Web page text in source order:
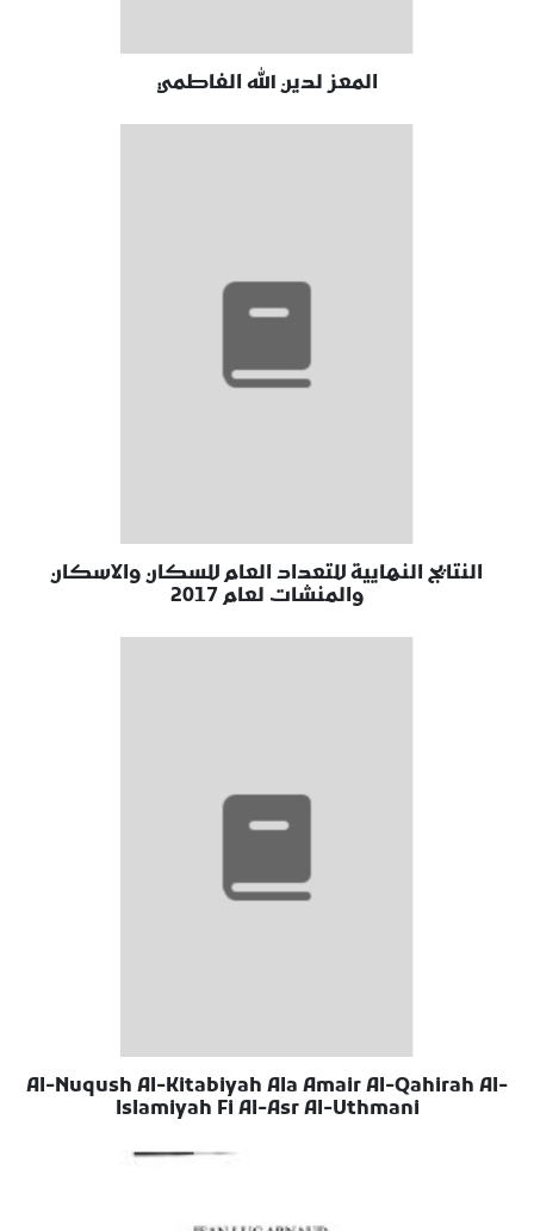
المعز لدين الله الفاطمي
النتايج النهايية للتعداد العام للسكان والاسكان
والمنشات لعام 2017
Al-Nuqush Al-Kitabiyah Ala Amair Al-Qahirah Al-
Islamiyah Fi Al-Asr Al-Uthmani